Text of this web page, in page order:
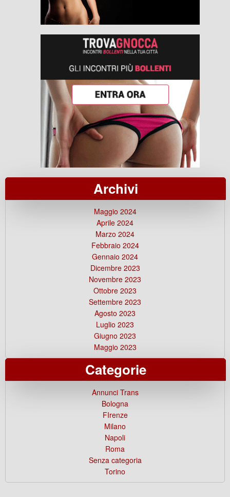
Archivi
Maggio 2024
Aprile 2024
Marzo 2024
Febbraio 2024
Gennaio 2024
Dicembre 2023
Novembre 2023
Ottobre 2023
Settembre 2023
Agosto 2023
Luglio 2023
Giugno 2023
Maggio 2023
Categorie
Annunci Trans
Bologna
FIrenze
Milano
Napoli
Roma
Senza categoria
Torino